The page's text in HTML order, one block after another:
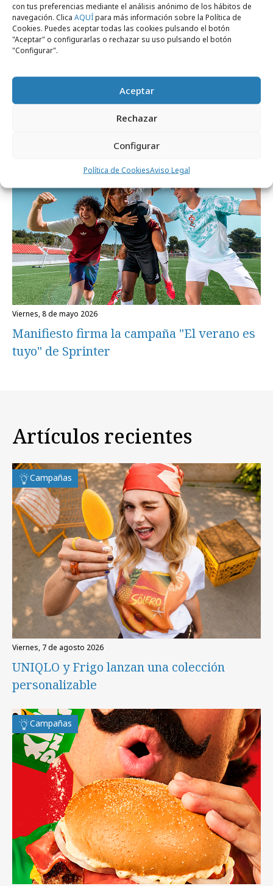
con tus preferencias mediante el análisis anónimo de los hábitos de
navegación. Clica AQUÍpara más información sobre la Política de
Cookies. Puedes aceptar todas las cookies pulsando el botón
"Aceptar" o configurarlas o rechazar su uso pulsando el botón
"Configurar".
Aceptar
Rechazar
Configurar
Política de CookiesAviso Legal
viernes, 22 de mayo 2026
Agencias creativas: suben salarios y
mejora la satisfacción de empleados
viernes, 8 de mayo 2026
Manifiesto firma la campaña "El verano es
tuyo" de Sprinter
Artículos recientes
Campañas
viernes, 7 de agosto 2026
UNIQLO y Frigo lanzan una colección
personalizable
Campañas